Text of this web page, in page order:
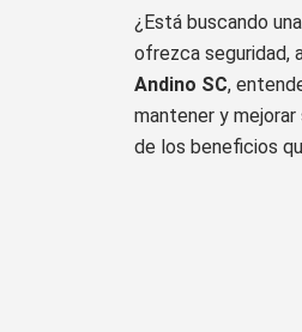
¿Está buscando una
ofrezca seguridad,
Andino SC,
mantener y mejorar
de los beneficios